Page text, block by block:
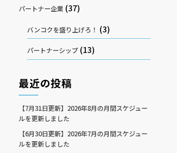
パートナー企業 (37)
バンコクを盛り上げろ！ (3)
パートナーシップ(13)
最近の投稿
【7月31日更新】2026年8月の月間スケジュー
ルを更新しました
【6月30日更新】2026年7月の月間スケジュー
ルを更新しました